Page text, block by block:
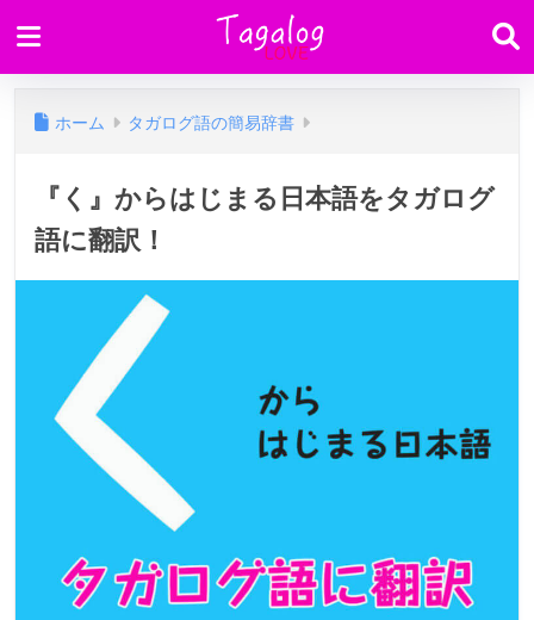
ホーム タガログ語の簡易辞書
『く』からはじまる日本語をタガログ
語に翻訳！